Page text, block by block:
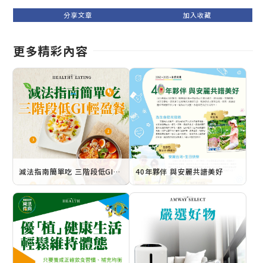
更多精彩內容
減法指南簡單吃 三階段低GI輕盈餐 40年夥伴 與安麗共譜美好